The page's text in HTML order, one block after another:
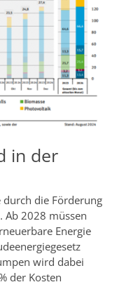
in der
die Förderung
Ab 2028 müssen
Energie
wird dabei
der Kosten